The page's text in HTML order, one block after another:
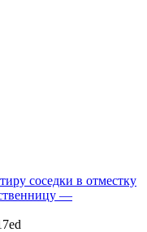
соседки в отместку
—